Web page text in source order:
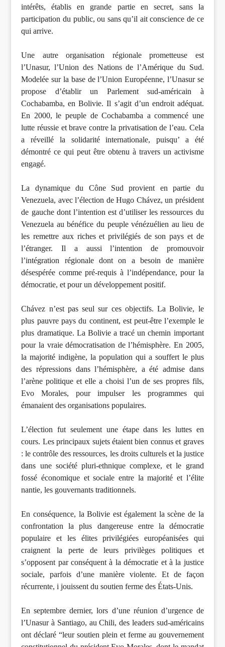
intérêts, établis en grande partie en secret, sans la
participation du public, ou sans qu’il ait conscience de ce
qui arrive.
Une autre organisation régionale prometteuse est
l’Unasur, l’Union des Nations de l’Amérique du Sud.
Modelée sur la base de l’Union Européenne, l’Unasur se
propose d’établir un Parlement sud-américain à
Cochabamba, en Bolivie. Il s’agit d’un endroit adéquat.
En 2000, le peuple de Cochabamba a commencé une
lutte réussie et brave contre la privatisation de l’eau. Cela
a réveillé la solidarité internationale, puisqu’ a été
démontré ce qui peut être obtenu à travers un activisme
engagé.
La dynamique du Cône Sud provient en partie du
Venezuela, avec l’élection de Hugo Chávez, un président
de gauche dont l’intention est d’utiliser les ressources du
Venezuela au bénéfice du peuple vénézuélien au lieu de
les remettre aux riches et privilégiés de son pays et de
l’étranger. Il a aussi l’intention de promouvoir
l’intégration régionale dont on a besoin de manière
désespérée comme pré-requis à l’indépendance, pour la
démocratie, et pour un développement positif.
Chávez n’est pas seul sur ces objectifs. La Bolivie, le
plus pauvre pays du continent, est peut-être l’exemple le
plus dramatique. La Bolivie a tracé un chemin important
pour la vraie démocratisation de l’hémisphère. En 2005,
la majorité indigène, la population qui a souffert le plus
des répressions dans l’hémisphère, a été admise dans
l’arène politique et elle a choisi l’un de ses propres fils,
Evo Morales, pour impulser les programmes qui
émanaient des organisations populaires.
L’élection fut seulement une étape dans les luttes en
cours. Les principaux sujets étaient bien connus et graves
: le contrôle des ressources, les droits culturels et la justice
dans une société pluri-ethnique complexe, et le grand
fossé économique et sociale entre la majorité et l’élite
nantie, les gouvernants traditionnels.
En conséquence, la Bolivie est également la scène de la
confrontation la plus dangereuse entre la démocratie
populaire et les élites privilégiées européanisées qui
craignent la perte de leurs privilèges politiques et
s’opposent par conséquent à la démocratie et à la justice
sociale, parfois d’une manière violente. Et de façon
récurrente, i jouissent du soutien ferme des États-Unis.
En septembre dernier, lors d’une réunion d’urgence de
l’Unasur à Santiago, au Chili, des leaders sud-américains
ont déclaré “leur soutien plein et ferme au gouvernement